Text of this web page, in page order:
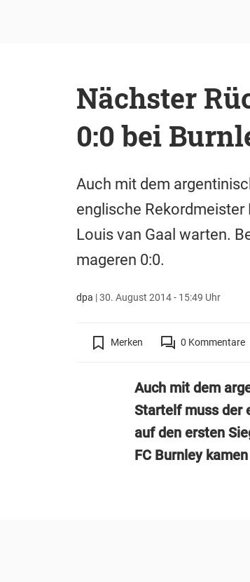
Nächster
0:0 bei
Auch mit dem
englische
Louis van Gaal warten.
mageren 0:0.
dpa |30. August 2014 - 15:49 Uhr
Merken 0 Kommentare
Auch mit dem
Startelf muss der
auf den ersten
FC Burnley